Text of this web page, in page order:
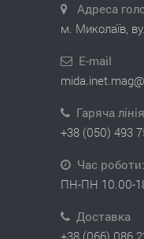
Адреса
м. Миколаїв,
E-mail
Гаряча
+38 (050) 493
Час роботи:
ПН-ПН 10.00-
Доставка